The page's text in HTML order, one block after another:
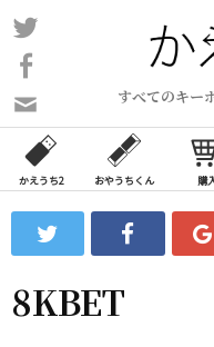
コ
ン
ン
ツ
ス
ッ
すべてのキー
い
合
わ
フ
ォ
ム
かえうち2 おやうちくん 購
8KBET